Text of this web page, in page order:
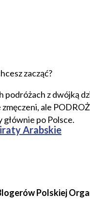
Arabskie
zacząć?
z dwójką
ale
po Polsce.
Polskiej